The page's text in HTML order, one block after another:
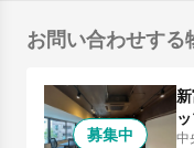
お問い合わせする
募集中 中